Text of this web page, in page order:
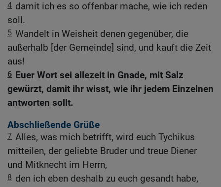
4 damit ich es so offenbar mache, wie ich reden
soll.
5 Wandelt in Weisheit denen gegenüber, die
außerhalb [der Gemeinde] sind, und kauft die Zeit
aus!
6 Euer Wort sei allezeit in Gnade, mit Salz
gewürzt, damit ihr wisst, wie ihr jedem Einzelnen
antworten sollt.
Abschließende Grüße
7 Alles, was mich betrifft, wird euch Tychikus
mitteilen, der geliebte Bruder und treue Diener
und Mitknecht im Herrn,
8 den ich eben deshalb zu euch gesandt habe,